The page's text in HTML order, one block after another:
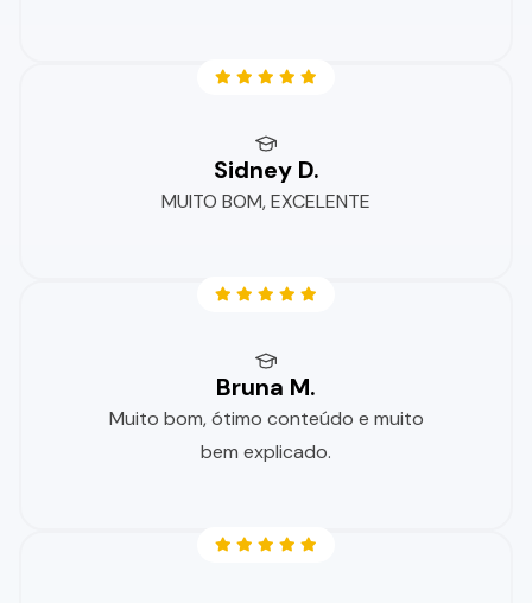
Sidney D.
MUITO BOM, EXCELENTE
Bruna M.
Muito bom, ótimo conteúdo e muito
bem explicado.